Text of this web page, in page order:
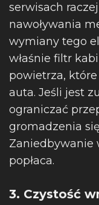
serwisach
nawoływania
wymiany tego
właśnie filtr
powietrza,
auta. Jeśli jest
ograniczać
gromadzenia
Zaniedbywanie
popłaca.
3. Czystość